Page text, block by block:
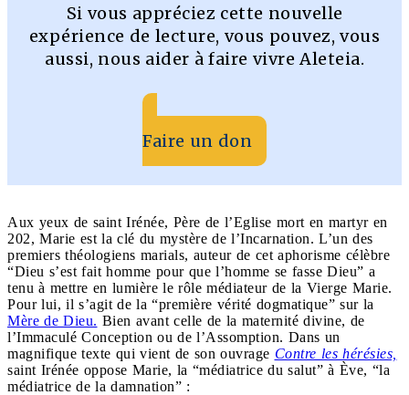
Si vous appréciez cette nouvelle
expérience de lecture, vous pouvez, vous
aussi, nous aider à faire vivre Aleteia.
Faire un don
Aux yeux de saint Irénée, Père de l’Eglise mort en martyr en
202, Marie est la clé du mystère de l’Incarnation. L’un des
premiers théologiens marials, auteur de cet aphorisme célèbre
“Dieu s’est fait homme pour que l’homme se fasse Dieu” a
tenu à mettre en lumière le rôle médiateur de la Vierge Marie.
Pour lui, il s’agit de la “première vérité dogmatique” sur la
Mère de Dieu. Bien avant celle de la maternité divine, de
l’Immaculé Conception ou de l’Assomption. Dans un
magnifique texte qui vient de son ouvrage Contre les hérésies,
saint Irénée oppose Marie, la “médiatrice du salut” à Ève, “la
médiatrice de la damnation” :